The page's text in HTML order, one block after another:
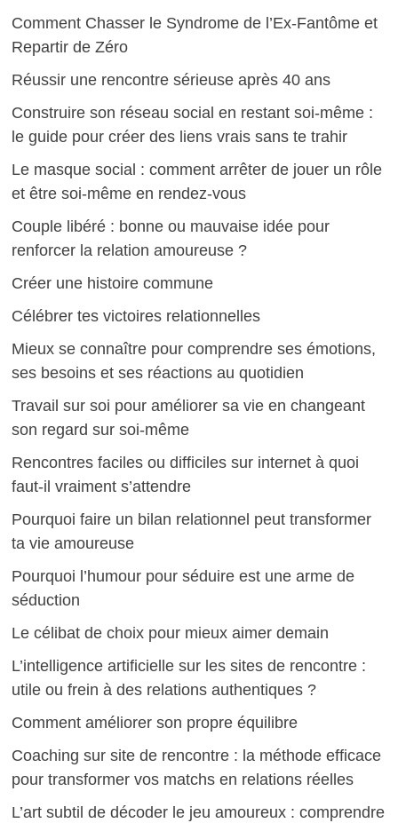
Comment Chasser le Syndrome de l’Ex-Fantôme et
Repartir de Zéro
Réussir une rencontre sérieuse après 40 ans
Construire son réseau social en restant soi-même :
le guide pour créer des liens vrais sans te trahir
Le masque social : comment arrêter de jouer un rôle
et être soi-même en rendez-vous
Couple libéré : bonne ou mauvaise idée pour
renforcer la relation amoureuse ?
Créer une histoire commune
Célébrer tes victoires relationnelles
Mieux se connaître pour comprendre ses émotions,
ses besoins et ses réactions au quotidien
Travail sur soi pour améliorer sa vie en changeant
son regard sur soi-même
Rencontres faciles ou difficiles sur internet à quoi
faut-il vraiment s’attendre
Pourquoi faire un bilan relationnel peut transformer
ta vie amoureuse
Pourquoi l’humour pour séduire est une arme de
séduction
Le célibat de choix pour mieux aimer demain
L’intelligence artificielle sur les sites de rencontre :
utile ou frein à des relations authentiques ?
Comment améliorer son propre équilibre
Coaching sur site de rencontre : la méthode efficace
pour transformer vos matchs en relations réelles
L’art subtil de décoder le jeu amoureux : comprendre